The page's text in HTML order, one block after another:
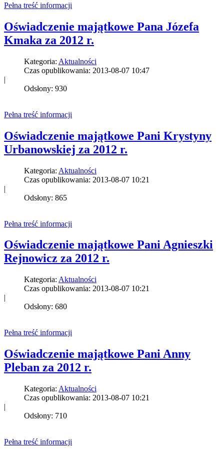
Pełna treść informacji
Oświadczenie majątkowe Pana Józefa
Kmaka za 2012 r.
Kategoria: Aktualności
Czas opublikowania: 2013-08-07 10:47
|
Odsłony: 930
Pełna treść informacji
Oświadczenie majątkowe Pani Krystyny
Urbanowskiej za 2012 r.
Kategoria: Aktualności
Czas opublikowania: 2013-08-07 10:21
|
Odsłony: 865
Pełna treść informacji
Oświadczenie majątkowe Pani Agnieszki
Rejnowicz za 2012 r.
Kategoria: Aktualności
Czas opublikowania: 2013-08-07 10:21
|
Odsłony: 680
Pełna treść informacji
Oświadczenie majątkowe Pani Anny
Pleban za 2012 r.
Kategoria: Aktualności
Czas opublikowania: 2013-08-07 10:21
|
Odsłony: 710
Pełna treść informacji